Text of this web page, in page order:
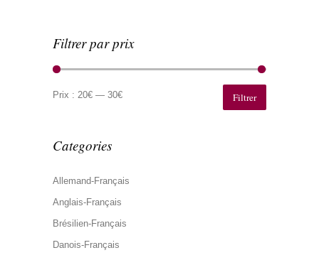
Filtrer par prix
min
max
Filtrer
Prix : 20€ — 30€
Categories
Allemand-Français
Anglais-Français
Brésilien-Français
Danois-Français